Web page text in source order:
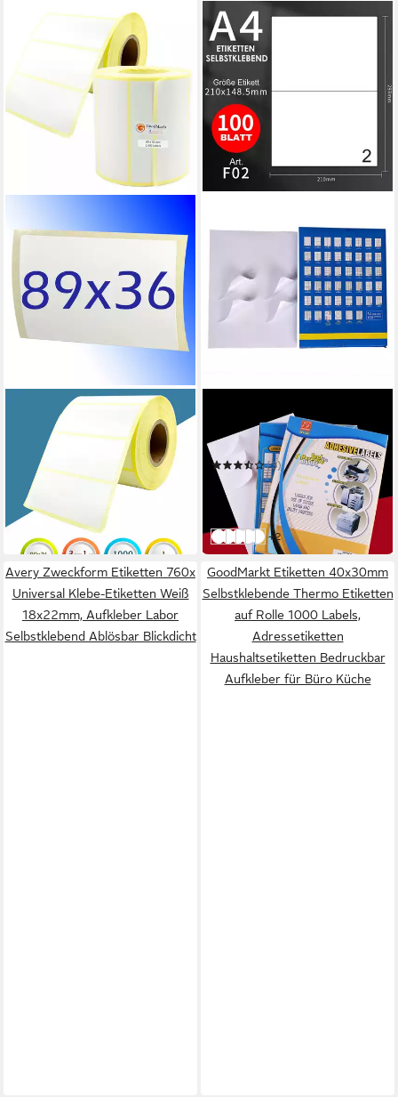
GOODMARKT
Etiketten 89x36mm
Selbstklebende Thermo
Etiketten auf Rolle 1000
Labels
ab 11,90 €
19,90 €
(0,01 €/ 1 Stk)
-40%
in 2-3 Werktagen bei dir
Etiketten GOLDEN 100 Blatt,
Etiketten Selbstklebend
Bedruckbar Aufkleber A4
(3)
9,99 € UVP15,99 €
-38%
in 3-4 Werktagen bei dir
F02F08(Perfekt für Deutsch
F41F01F04weitere Farben:
+2
Avery Zweckform Etiketten 760x
Universal Klebe-Etiketten Weiß
18x22mm, Aufkleber Labor
Selbstklebend Ablösbar Blickdicht
GoodMarkt Etiketten 40x30mm
Selbstklebende Thermo Etiketten
auf Rolle 1000 Labels,
Adressetiketten
Haushaltsetiketten Bedruckbar
Aufkleber für Büro Küche